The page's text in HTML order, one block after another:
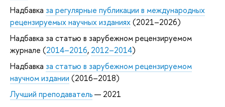
Надбавка за регулярные публикации в международных
рецензируемых научных изданиях(2021–2026)
Надбавка за статью в зарубежном рецензируемом
журнале (2014–2016, 2012–2014)
Надбавка за статью в зарубежном рецензируемом
научном издании (2016–2018)
Лучший преподаватель— 2021